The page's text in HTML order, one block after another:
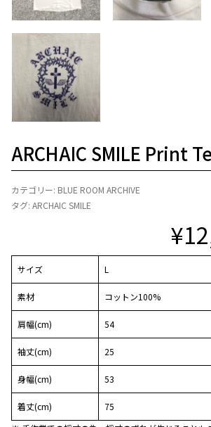
ARCHAIC SMILE Print
カテゴリー: BLUE ROOM ARCHIVE
タグ: ARCHAIC SMILE
¥
サイズ L
素材 コットン100%
肩幅(cm) 54
袖丈(cm) 25
身幅(cm) 53
着丈(cm)
75